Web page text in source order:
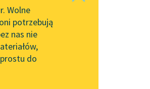
wykorzystania
Lektur
promocyjne
Wolne
potrzebują
nas nie
do